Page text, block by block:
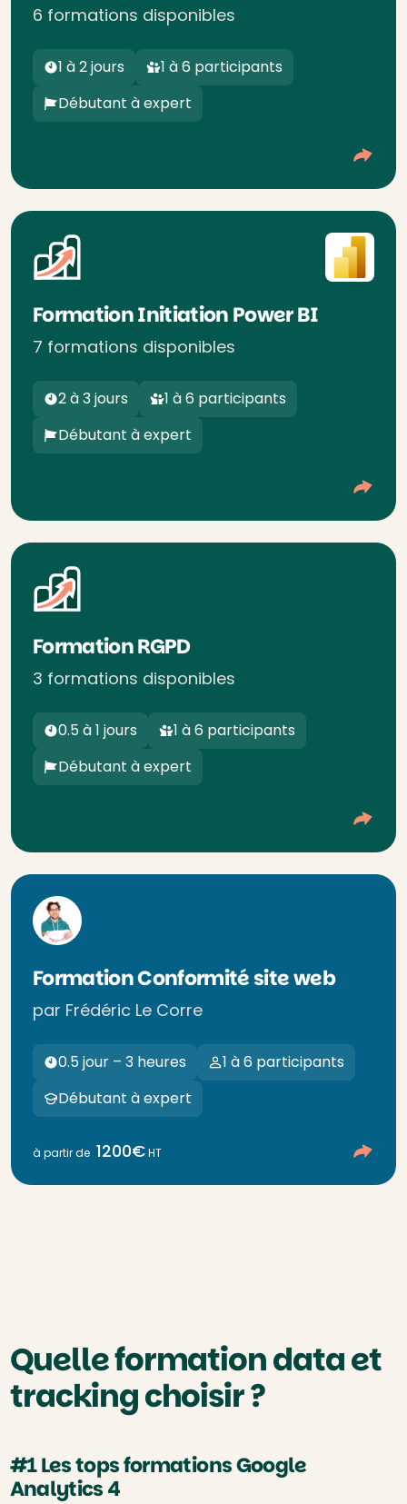
6 formations disponibles
1 à 2 jours
1 à 6 participants
Débutant à expert
Formation Initiation Power BI
7 formations disponibles
2 à 3 jours
1 à 6 participants
Débutant à expert
Formation RGPD
3 formations disponibles
0.5 à 1 jours
1 à 6 participants
Débutant à expert
Formation Conformité site web
par Frédéric Le Corre
0.5 jour – 3 heures
1 à 6 participants
Débutant à expert
à partir de 1200€HT
Quelle formation data et
tracking choisir ?
#1 Les tops formations Google
Analytics 4